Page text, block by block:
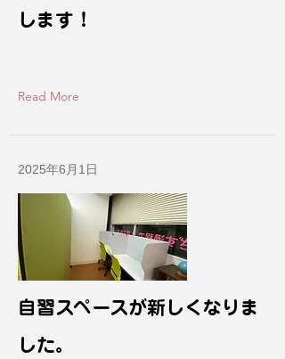
します！
Read More
2025年6月1日
自習スペースが新しくなりま
した。